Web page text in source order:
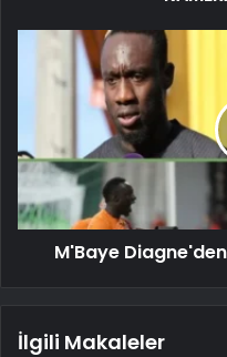
M'Baye
İlgili Makaleler